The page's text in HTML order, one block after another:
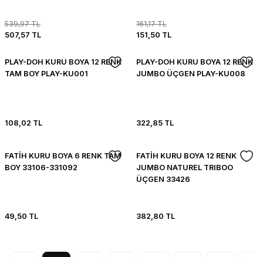
539,97 TL
507,57 TL
161,17 TL
151,50 TL
PLAY-DOH KURU BOYA 12 RENK
TAM BOY PLAY-KU001
108,02 TL
PLAY-DOH KURU BOYA 12 RENK
JUMBO ÜÇGEN PLAY-KU008
322,85 TL
FATİH KURU BOYA 6 RENK TAM
BOY 33106-331092
49,50 TL
FATİH KURU BOYA 12 RENK
JUMBO NATUREL TRIBOO
ÜÇGEN 33426
382,80 TL